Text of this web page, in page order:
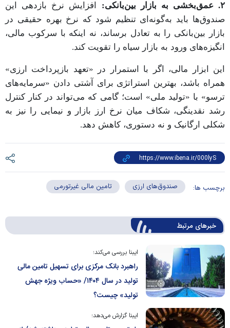
۲. عمق‌بخشی به بازار بین‌بانکی:
افزایش نرخ بازدهی این
صندوق‌ها باید به‌گونه‌ای تنظیم شود که نرخ بهره حقیقی در
بازار بین‌بانکی را به تعادل برساند، نه اینکه با سرکوب مالی،
انگیزه‌های ورود به بازار سیاه را تقویت کند.
این ابزار مالی، اگر با استمرار در «تعهد بازپرداخت ارزی»
همراه باشد، بهترین استراتژی برای آشتی دادن «سرمایه‌های
ترسو» با «تولید ملی» است؛ گامی که می‌تواند در کنار کنترل
رشد نقدینگی، شکاف میان نرخ ارز بازار و نیمایی را نیز به
شکلی ارگانیک و نه دستوری، کاهش دهد.
برچسب ها: صندوق‌های ارزی تامین مالی غیرتورمی
خبرهای مرتبط
ایبنا بررسی می‌کند؛
راهبرد بانک مرکزی برای تسهیل تامین مالی
تولید در سال ۱۴۰۴/ «حساب ویژه جهش
تولید» چیست؟
ایبنا گزارش می‌دهد؛